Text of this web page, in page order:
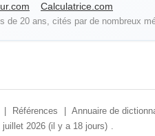
Calculatrice.com
de 20 ans, cités par de nombreux
Références
Annuaire de
juillet 2026 (il y a 18 jours) .